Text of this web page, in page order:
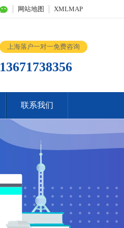
网站地图 XMLMAP
上海落户一对一免费咨询
13671738356
联系我们